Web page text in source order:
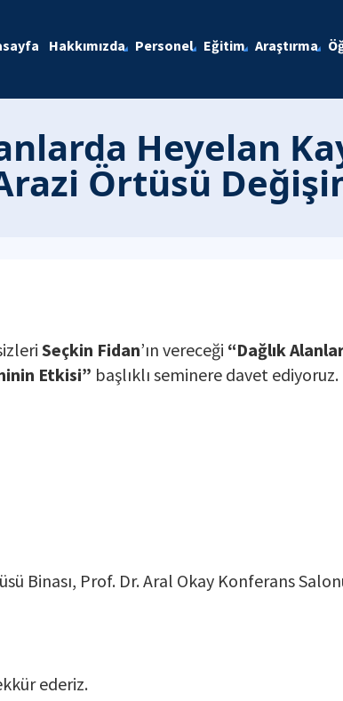
Hakkımızda Personel Eğitim Araştırma
Heyelan
Örtüsü
Seçkin Fidan’ın vereceği “Dağlık
Etkisi” başlıklı seminere davet ediyoruz.
Binası, Prof. Dr. Aral Okay Konferans
ederiz.